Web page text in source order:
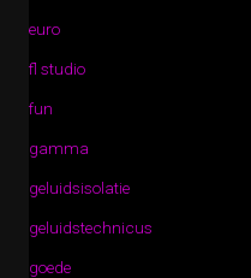
euro
fl studio
fun
gamma
geluidsisolatie
geluidstechnicus
goede